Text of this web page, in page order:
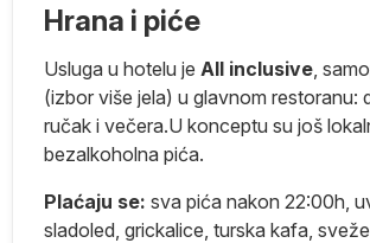
Hrana i piće
Usluga u hotelu je All inclusive ,
(izbor više jela) u glavnom restoranu:
ručak i večera.U konceptu su još
bezalkoholna pića.
Plaćaju se: sva pića nakon 22:00h,
sladoled, grickalice, turska kafa,